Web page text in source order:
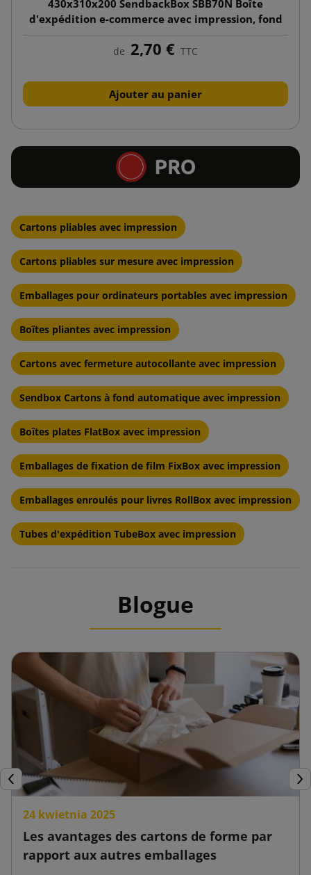
430x310x200 SendbackBox SBB70N Boîte
d'expédition e-commerce avec impression, fond
automatique
de 2,70 € TTC
Ajouter au panier
Cartons pliables avec impression
Cartons pliables sur mesure avec impression
Emballages pour ordinateurs portables avec impression
Boîtes pliantes avec impression
Cartons avec fermeture autocollante avec impression
Sendbox Cartons à fond automatique avec impression
Boîtes plates FlatBox avec impression
Emballages de fixation de film FixBox avec impression
Emballages enroulés pour livres RollBox avec impression
Tubes d'expédition TubeBox avec impression
Blogue
Précédent
24 kwietnia 2025
Les avantages des cartons de forme par
rapport aux autres emballages